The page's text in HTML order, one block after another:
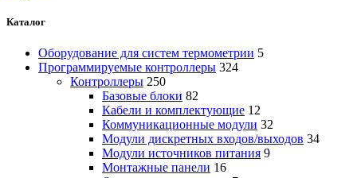
Каталог
Оборудование для систем термометрии 5
Программируемые контроллеры 324
Контроллеры 250
Базовые блоки 82
Кабели и комплектующие 12
Коммуникационные модули 32
Модули дискретных входов/выходов 34
Модули источников питания 9
Монтажные панели 16